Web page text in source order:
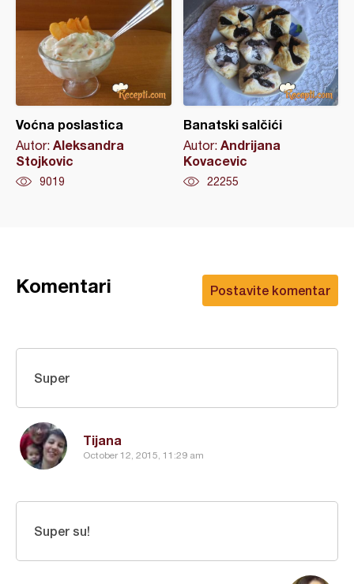
Voćna poslastica
Autor: Aleksandra
Stojkovic
9019
Banatski salčići
Autor: Andrijana
Kovacevic
22255
Postavite komentar
Komentari
Tijana
October 12, 2015, 11:29 am
Super
Super su!